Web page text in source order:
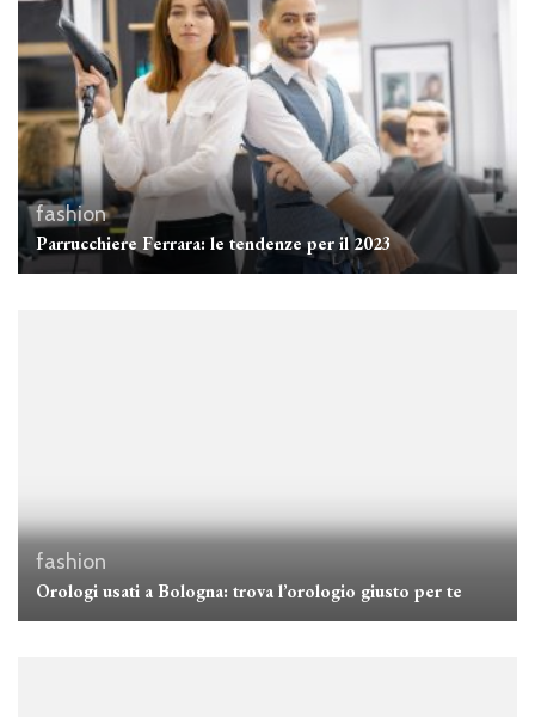
fashion
Parrucchiere Ferrara: le tendenze per il 2023
fashion
Orologi usati a Bologna: trova l’orologio giusto per te